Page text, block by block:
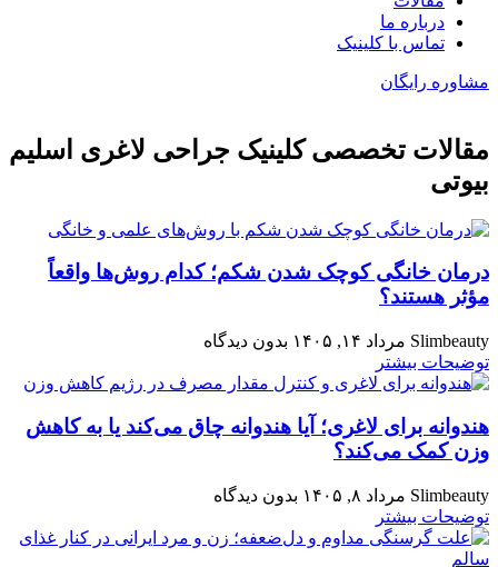
درباره ما
تماس با کلینیک
مشاوره رایگان
مقالات تخصصی کلینیک جراحی لاغری اسلیم
بیوتی
درمان خانگی کوچک شدن شکم؛ کدام روش‌ها واقعاً
مؤثر هستند؟
Slimbeauty مرداد ۱۴, ۱۴۰۵
بدون دیدگاه
توضیحات بیشتر
هندوانه برای لاغری؛ آیا هندوانه چاق می‌کند یا به کاهش
وزن کمک می‌کند؟
Slimbeauty مرداد ۸, ۱۴۰۵
بدون دیدگاه
توضیحات بیشتر